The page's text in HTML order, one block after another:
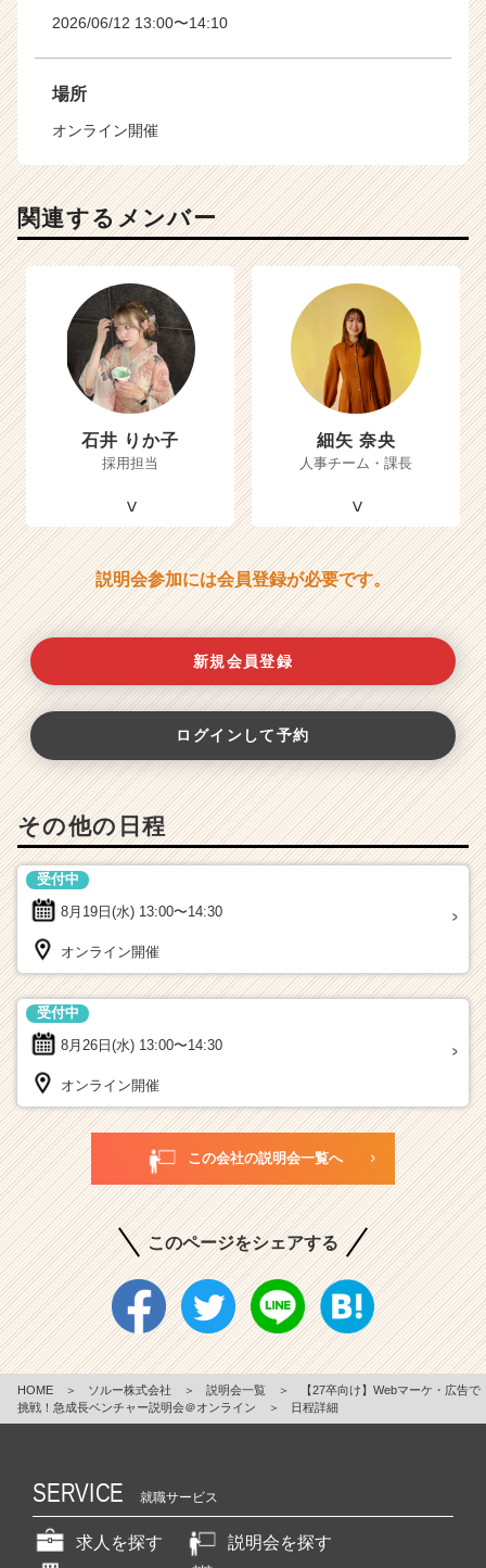
2026/06/12 13:00〜14:10
場所
オンライン開催
関連するメンバー
石井 りか子
採用担当
細矢 奈央
人事チーム・課長
説明会参加には会員登録が必要です。
新規会員登録
ログインして予約
その他の日程
8月19日(水) 13:00〜14:30
受付中
オンライン開催
8月26日(水) 13:00〜14:30
受付中
オンライン開催
この会社の説明会一覧へ
このページをシェアする
HOME ＞ ソルー株式会社 ＞ 説明会一覧 ＞
【27卒向け】Webマーケ・広告で
挑戦！急成長ベンチャー説明会＠オンライン
＞ 日程詳細
SERVICE 就職サービス
求人を探す
説明会を探す